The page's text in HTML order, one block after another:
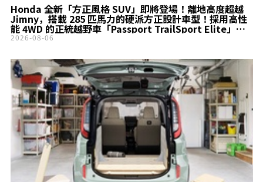
Honda 全新「方正風格 SUV」即將登場！離地高度超越
Jimny，搭載 285 匹馬力的硬派方正設計車型！採用高性
能 4WD 的正統越野車「Passport TrailSport Elite」究
竟是什麼樣的車？
2026-08-06